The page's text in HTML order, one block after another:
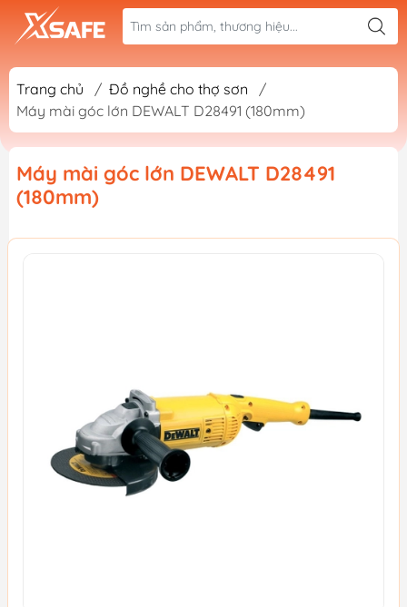
Trang chủ / Đồ nghề cho thợ sơn
/
Máy mài góc lớn DEWALT D28491 (180mm)
Máy mài góc lớn DEWALT D28491
(180mm)